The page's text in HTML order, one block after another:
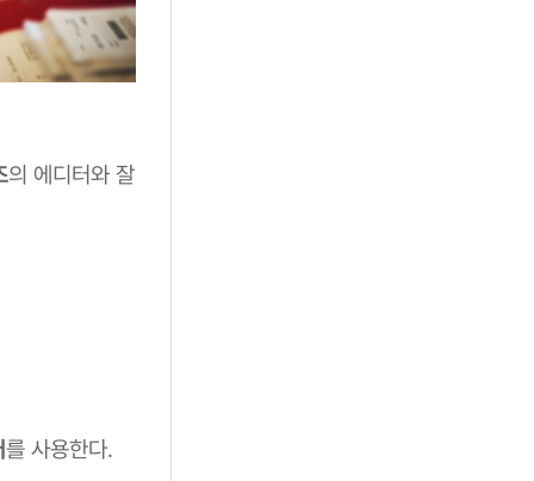
의 에디터와 잘
를 사용한다.